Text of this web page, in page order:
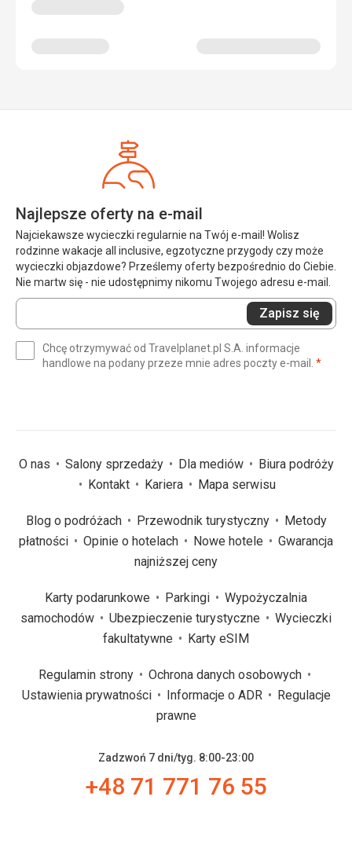
Najlepsze oferty na e-mail
Najciekawsze wycieczki regularnie na Twój e-mail! Wolisz
rodzinne wakacje all inclusive, egzotyczne przygody czy może
wycieczki objazdowe? Prześlemy oferty bezpośrednio do Ciebie.
Nie martw się - nie udostępnimy nikomu Twojego adresu e-mail.
Wprowadź
swój
(wymagane)
Zapisz się
Chcę otrzymywać od Travelplanet.pl S.A. informacje
handlowe na podany przeze mnie adres poczty e-mail. *
O nas Salony sprzedaży Dla mediów
Biura podróży
Kontakt
Kariera Mapa serwisu
Blog o podróżach Przewodnik turystyczny
Metody
płatności
Opinie o hotelach Nowe hotele
Gwarancja
najniższej ceny
Karty podarunkowe Parkingi
Wypożyczalnia
samochodów
Ubezpieczenie turystyczne
Wycieczki
fakultatywne
Karty eSIM
Regulamin strony
Ochrona danych osobowych
Ustawienia prywatności
Informacje o ADR
Regulacje
prawne
Zadzwoń 7 dni/tyg. 8:00-23:00
+48 71 771 76 55